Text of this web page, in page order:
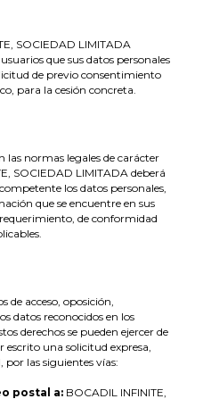
SOCIEDAD LIMITADA
que sus datos personales
de previo consentimiento
para la cesión concreta.
las normas legales de carácter
SOCIEDAD LIMITADA deberá
los datos personales,
que se encuentre en sus
de conformidad
de acceso, oposición,
datos reconocidos en los
derechos se pueden ejercer de
una solicitud expresa,
las siguientes vías:
postal a: BOCADIL INFINITE,